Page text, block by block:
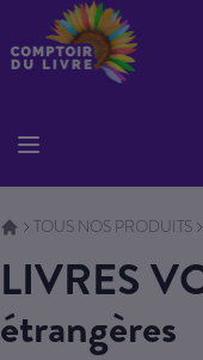
Allez au contenu
TOUS NOS PRODUITS
LIVRES
étrangères